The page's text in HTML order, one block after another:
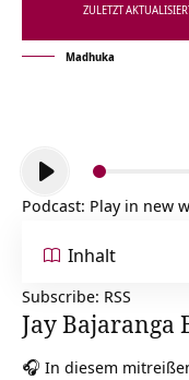
ZULETZT
Madhuka
Audio-
Player
Podcast: Play in new
Inhalt
Subscribe: RSS
Jay Bajaranga
🎧 In diesem